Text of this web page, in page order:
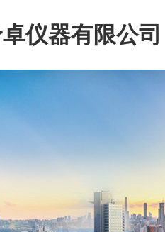
仪器有限公司